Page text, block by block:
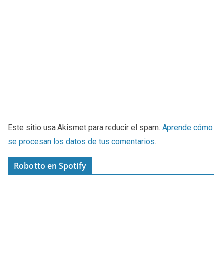
Este sitio usa Akismet para reducir el spam. Aprende cómo
se procesan los datos de tus comentarios.
Robotto en Spotify